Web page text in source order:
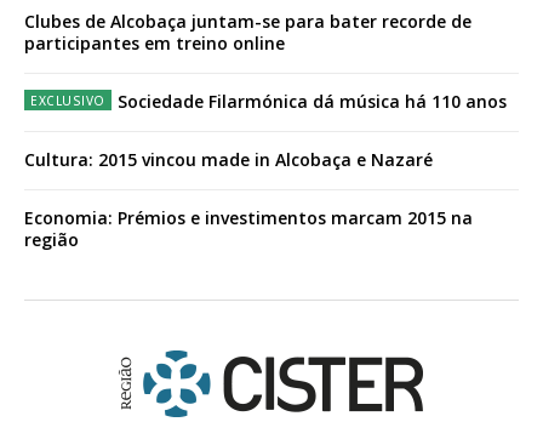
Clubes de Alcobaça juntam-se para bater recorde de
participantes em treino online
Sociedade Filarmónica dá música há 110 anos
Cultura: 2015 vincou made in Alcobaça e Nazaré
Economia: Prémios e investimentos marcam 2015 na
região